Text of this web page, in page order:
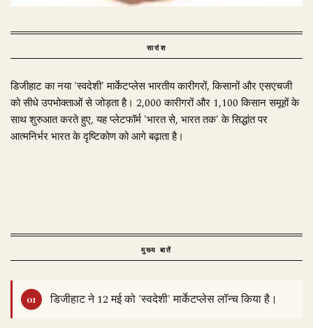
सारांश
डिजीहाट का नया 'स्वदेशी' मार्केटप्लेस भारतीय कारीगरों, किसानों और एसएचजी
को सीधे उपभोक्ताओं से जोड़ता है। 2,000 कारीगरों और 1,100 किसान समूहों के
साथ शुरुआत करते हुए, यह प्लेटफॉर्म 'भारत से, भारत तक' के सिद्धांत पर
आत्मनिर्भर भारत के दृष्टिकोण को आगे बढ़ाता है।
मुख्य बातें
डिजीहाट ने 12 मई को 'स्वदेशी' मार्केटप्लेस लॉन्च किया है।